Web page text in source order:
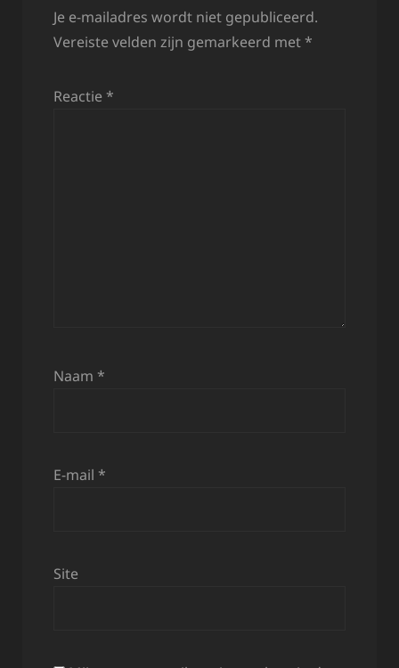
Je e-mailadres wordt niet gepubliceerd.
Vereiste velden zijn gemarkeerd met *
Reactie *
Naam *
E-mail *
Site